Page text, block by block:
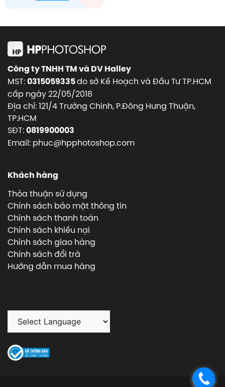
.
Công ty TNHH TM và DV Halley
MST:0315059335do sở Kế Hoạch và Đầu Tư TP.HCM
cấp ngày 22/05/2018
Địa chỉ: 121/4 Trường Chinh, P.Đông Hưng Thuận,
TP.HCM
SĐT:0819900003
Email: phuc@hpphotoshop.com
Khách hàng
Thỏa thuận sử dụng
Chính sách bảo mật thông tin
Chính sách thanh toán
Chính sách khiếu nại
Chính sách giao hàng
Chính sách đổi trả
Hướng dẫn mua hàng